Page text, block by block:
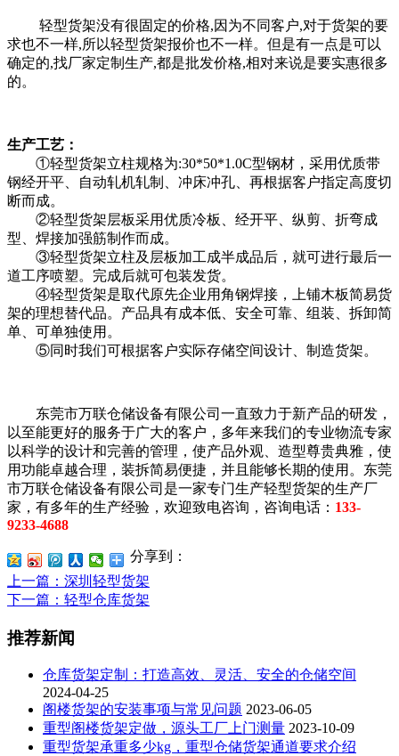
轻型货架没有很固定的价格,因为不同客户,对于货架的要
求也不一样,所以轻型货架报价也不一样。但是有一点是可以
确定的,找厂家定制生产,都是批发价格,相对来说是要实惠很多
的。
生产工艺：
①轻型货架立柱规格为:30*50*1.0C型钢材，采用优质带
钢经开平、自动轧机轧制、冲床冲孔、再根据客户指定高度切
断而成。
②轻型货架层板采用优质冷板、经开平、纵剪、折弯成
型、焊接加强筋制作而成。
③轻型货架立柱及层板加工成半成品后，就可进行最后一
道工序喷塑。完成后就可包装发货。
④轻型货架是取代原先企业用角钢焊接，上铺木板简易货
架的理想替代品。产品具有成本低、安全可靠、组装、拆卸简
单、可单独使用。
⑤同时我们可根据客户实际存储空间设计、制造货架。
东莞市万联仓储设备有限公司一直致力于新产品的研发，
以至能更好的服务于广大的客户，多年来我们的专业物流专家
以科学的设计和完善的管理，使产品外观、造型尊贵典雅，使
用功能卓越合理，装拆简易便捷，并且能够长期的使用。东莞
市万联仓储设备有限公司是一家专门生产轻型货架的生产厂
家，有多年的生产经验，欢迎致电咨询，咨询电话： 133-
9233-4688
分享到：
上一篇 ：深圳轻型货架
下一篇 ：轻型仓库货架
推荐新闻
仓库货架定制：打造高效、灵活、安全的仓储空间
2024-04-25
阁楼货架的安装事项与常见问题 2023-06-05
重型阁楼货架定做，源头工厂上门测量 2023-10-09
重型货架承重多少kg，重型仓储货架通道要求介绍